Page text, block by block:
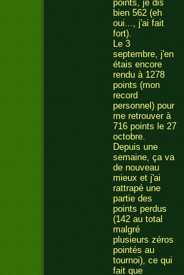
points, je dis
bien 562 (eh
oui..., j'ai fait
fort).
Le 3
septembre, j'en
étais encore
rendu à 1278
points (mon
record
personnel) pour
me retrouver à
716 points le 27
octobre.
Depuis une
semaine, ça va
de nouveau
mieux et j'ai
rattrapé une
partie des
points perdus
(142 au total
malgré
plusieurs zéros
pointés au
tournoi), ce qui
fait que